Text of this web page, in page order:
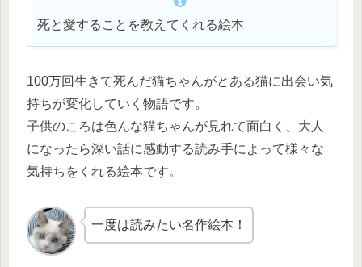
死と愛することを教えてくれる絵本
100万回生きて死んだ猫ちゃんがとある猫に出会い気
持ちが変化していく物語です。
子供のころは色んな猫ちゃんが見れて面白く、大人
になったら深い話に感動する読み手によって様々な
気持ちをくれる絵本です。
一度は読みたい名作絵本！